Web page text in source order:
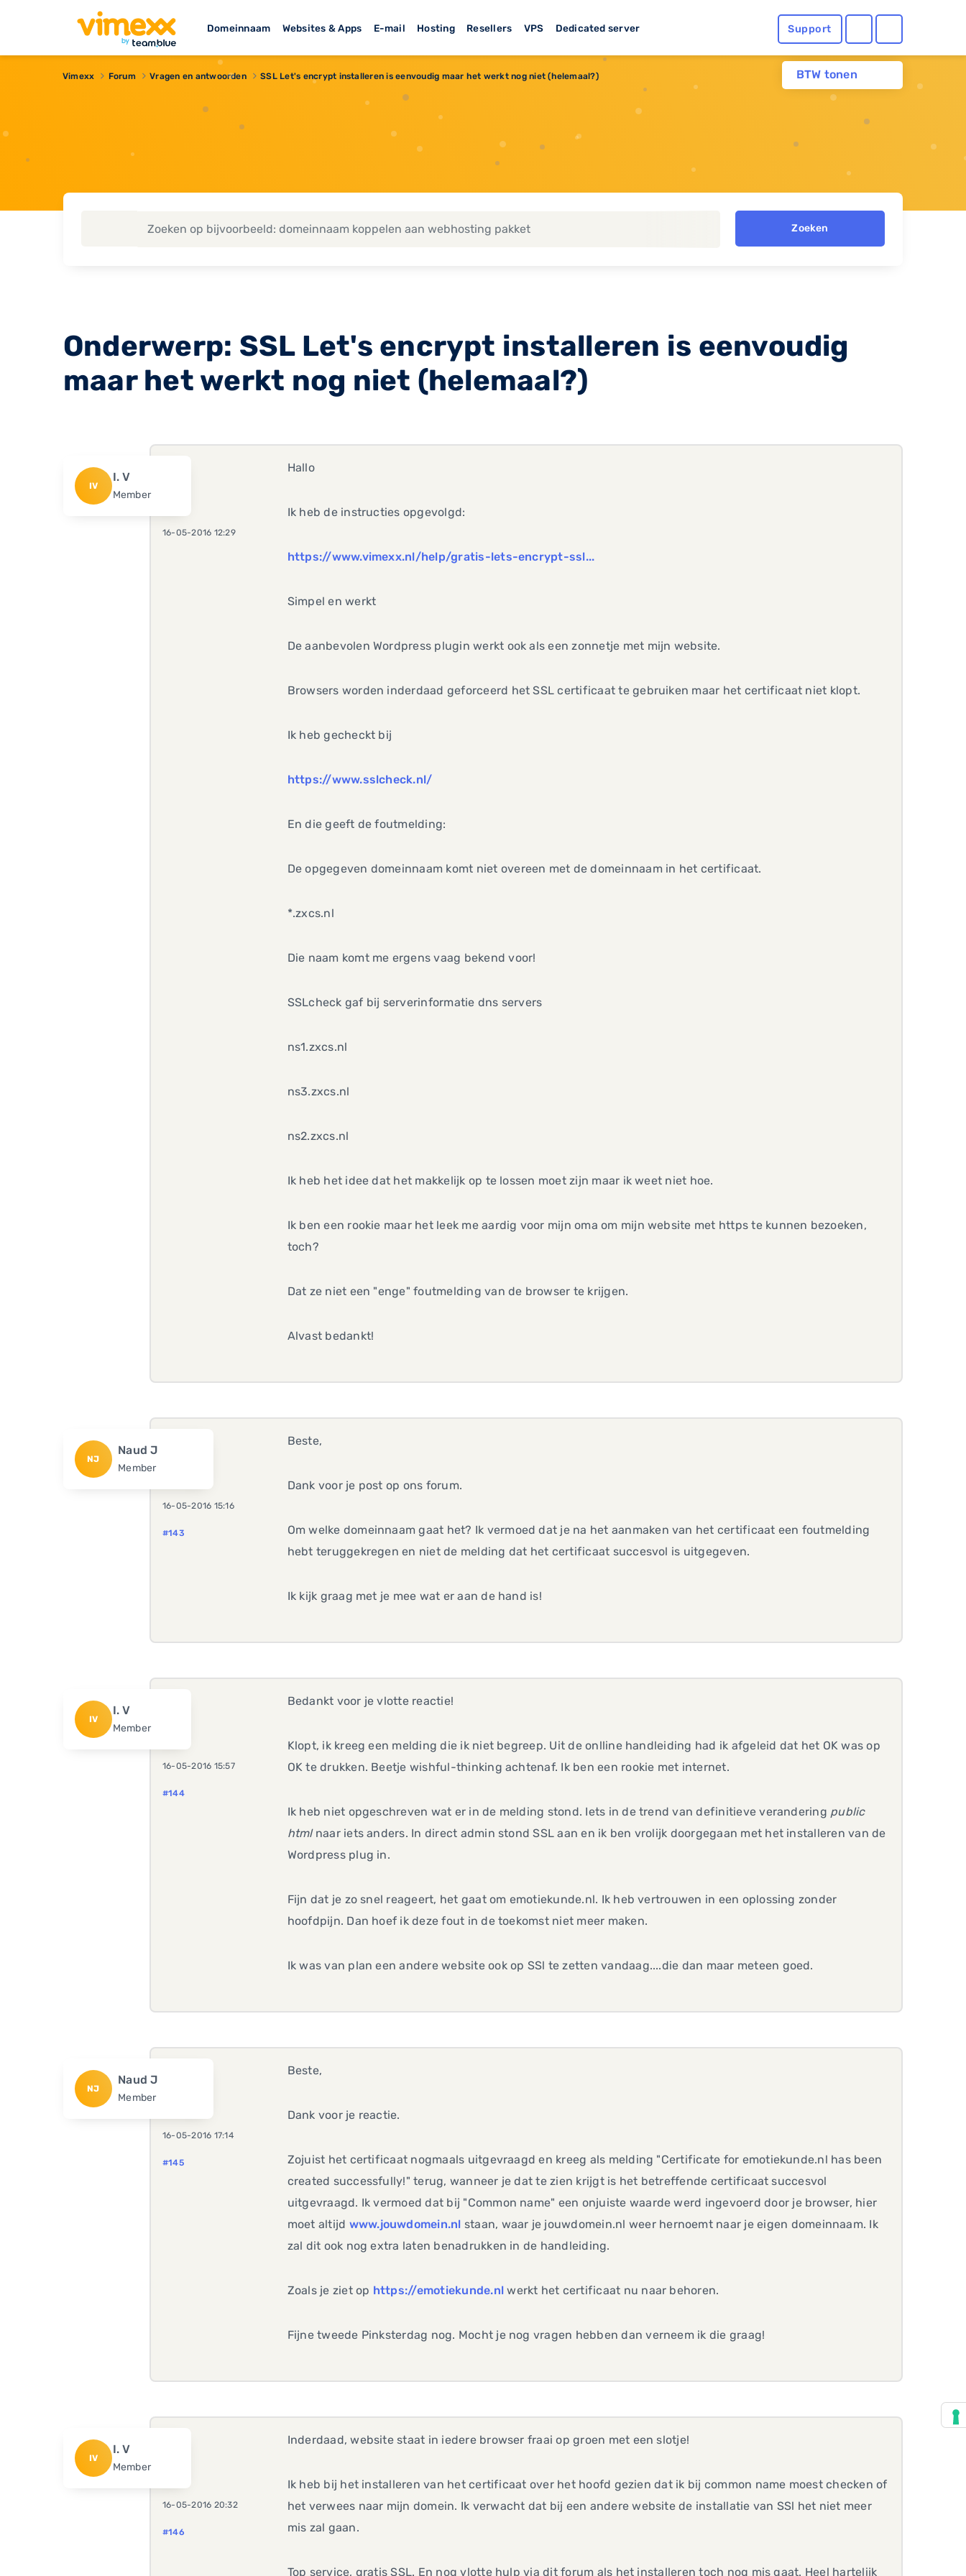
Domeinnaam Websites & Apps E-mail Hosting Resellers VPS Dedicated server Support
BTW tonen
Vimexx Forum Vragen en antwoorden SSL Let's encrypt installeren is eenvoudig maar het werkt nog niet (helemaal?)
Zoeken
Onderwerp: SSL Let's encrypt installeren is eenvoudig
maar het werkt nog niet (helemaal?)
IV
I. V
Member
16-05-2016 12:29
Hallo
Ik heb de instructies opgevolgd:
https://www.vimexx.nl/help/gratis-lets-encrypt-ssl...
Simpel en werkt
De aanbevolen Wordpress plugin werkt ook als een zonnetje met mijn website.
Browsers worden inderdaad geforceerd het SSL certificaat te gebruiken maar het certificaat niet klopt.
Ik heb gecheckt bij
https://www.sslcheck.nl/
En die geeft de foutmelding:
De opgegeven domeinnaam komt niet overeen met de domeinnaam in het certificaat.
*.zxcs.nl
Die naam komt me ergens vaag bekend voor!
SSLcheck gaf bij serverinformatie dns servers
ns1.zxcs.nl
ns3.zxcs.nl
ns2.zxcs.nl
Ik heb het idee dat het makkelijk op te lossen moet zijn maar ik weet niet hoe.
Ik ben een rookie maar het leek me aardig voor mijn oma om mijn website met https te kunnen bezoeken,
toch?
Dat ze niet een "enge" foutmelding van de browser te krijgen.
Alvast bedankt!
NJ
Naud J
Member
16-05-2016 15:16
#143
Beste,
Dank voor je post op ons forum.
Om welke domeinnaam gaat het? Ik vermoed dat je na het aanmaken van het certificaat een foutmelding
hebt teruggekregen en niet de melding dat het certificaat succesvol is uitgegeven.
Ik kijk graag met je mee wat er aan de hand is!
IV
I. V
Member
16-05-2016 15:57
#144
Bedankt voor je vlotte reactie!
Klopt, ik kreeg een melding die ik niet begreep. Uit de onlline handleiding had ik afgeleid dat het OK was op
OK te drukken. Beetje wishful-thinking achtenaf. Ik ben een rookie met internet.
Ik heb niet opgeschreven wat er in de melding stond. Iets in de trend van definitieve verandering public
html naar iets anders. In direct admin stond SSL aan en ik ben vrolijk doorgegaan met het installeren van de
Wordpress plug in.
Fijn dat je zo snel reageert, het gaat om emotiekunde.nl. Ik heb vertrouwen in een oplossing zonder
hoofdpijn. Dan hoef ik deze fout in de toekomst niet meer maken.
Ik was van plan een andere website ook op SSl te zetten vandaag....die dan maar meteen goed.
NJ
Naud J
Member
16-05-2016 17:14
#145
Beste,
Dank voor je reactie.
Zojuist het certificaat nogmaals uitgevraagd en kreeg als melding "Certificate for emotiekunde.nl has been
created successfully!" terug, wanneer je dat te zien krijgt is het betreffende certificaat succesvol
uitgevraagd. Ik vermoed dat bij "Common name" een onjuiste waarde werd ingevoerd door je browser, hier
moet altijd www.jouwdomein.nl staan, waar je jouwdomein.nl weer hernoemt naar je eigen domeinnaam. Ik
zal dit ook nog extra laten benadrukken in de handleiding.
Zoals je ziet op https://emotiekunde.nl werkt het certificaat nu naar behoren.
Fijne tweede Pinksterdag nog. Mocht je nog vragen hebben dan verneem ik die graag!
IV
I. V
Member
16-05-2016 20:32
#146
Inderdaad, website staat in iedere browser fraai op groen met een slotje!
Ik heb bij het installeren van het certificaat over het hoofd gezien dat ik bij common name moest checken of
het verwees naar mijn domein. Ik verwacht dat bij een andere website de installatie van SSl het niet meer
mis zal gaan.
Top service, gratis SSL. En nog vlotte hulp via dit forum als het installeren toch nog mis gaat. Heel hartelijk